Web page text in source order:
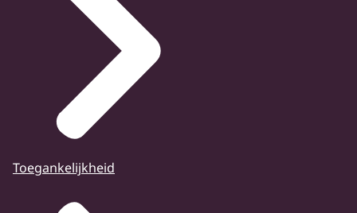
Toegankelijkheid